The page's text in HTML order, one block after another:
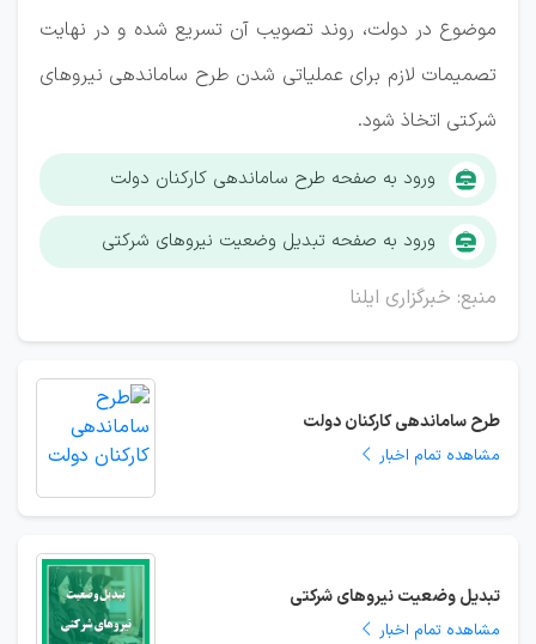
موضوع در دولت، روند تصویب آن تسریع شده و در نهایت
تصمیمات لازم برای عملیاتی شدن طرح ساماندهی نیروهای
شرکتی اتخاذ شود.
ورود به صفحه طرح ساماندهی کارکنان دولت
ورود به صفحه تبدیل وضعیت نیروهای شرکتی
منبع: خبرگزاری ایلنا
طرح ساماندهی کارکنان دولت
مشاهده تمام اخبار
تبدیل وضعیت نیروهای شرکتی
مشاهده تمام اخبار